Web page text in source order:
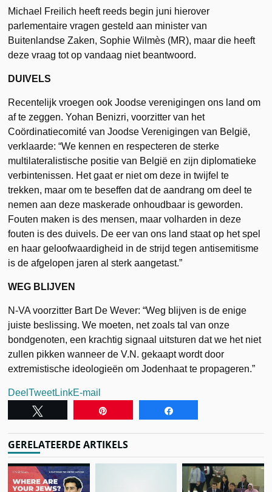
Michael Freilich heeft reeds begin juni hierover
parlementaire vragen gesteld aan minister van
Buitenlandse Zaken, Sophie Wilmès (MR), maar die heeft
deze vraag tot op vandaag niet beantwoord.
DUIVELS
Recentelijk vroegen ook Joodse verenigingen ons land om
af te zeggen. Yohan Benizri, voorzitter van het
Coördinatiecomité van Joodse Verenigingen van België,
verklaarde: “We kennen en respecteren de sterke
multilateralistische positie van België en zijn diplomatieke
verbintenissen. Het gaat er niet om deze in twijfel te
trekken, maar om te beseffen dat de aandrang om deel te
nemen aan deze maskerade onhoudbaar is geworden.
Fouten maken is des mensen, maar volharden in deze
fouten is des duivels. De eer van ons land staat op het spel
en haar geloofwaardigheid in de strijd tegen antisemitisme
is de afgelopen jaren al sterk aangetast.”
WEG BLIJVEN
N-VA voorzitter Bart De Wever: “Weg blijven is de enige
juiste beslissing. We moeten, net zoals tal van onze
bondgenoten, een krachtig signaal uitsturen dat we het niet
zullen pikken wanneer de V.N. gekaapt wordt door
extremistische ideologieën om Jodenhaat te propageren.”
DeelTweetLinkE-mail
GERELATEERDE ARTIKELS